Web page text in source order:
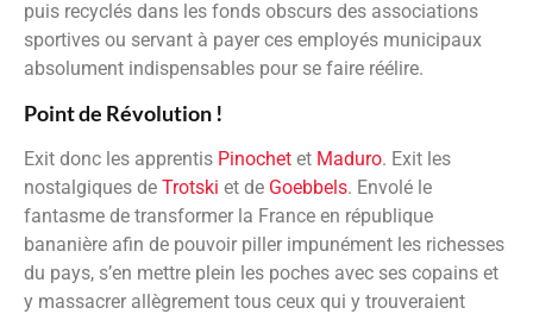
puis recyclés dans les fonds obscurs des associations
sportives ou servant à payer ces employés municipaux
absolument indispensables pour se faire réélire.
Point de Révolution !
Exit donc les apprentis Pinochet et Maduro. Exit les
nostalgiques de Trotski et de Goebbels. Envolé le
fantasme de transformer la France en république
bananière afin de pouvoir piller impunément les richesses
du pays, s’en mettre plein les poches avec ses copains et
y massacrer allègrement tous ceux qui y trouveraient